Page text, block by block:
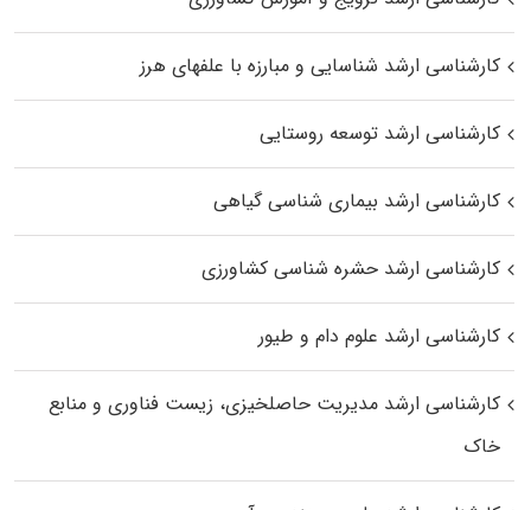
کارشناسی ارشد شناسایی و مبارزه با علفهای هرز
کارشناسی ارشد توسعه روستایی
کارشناسی ارشد بیماری‌ شناسی گیاهی
کارشناسی ارشد حشره‌ شناسی کشاورزی
کارشناسی ارشد علوم دام و طیور
کارشناسی ارشد مدیریت حاصلخیزی، زیست فناوری و منابع
خاک